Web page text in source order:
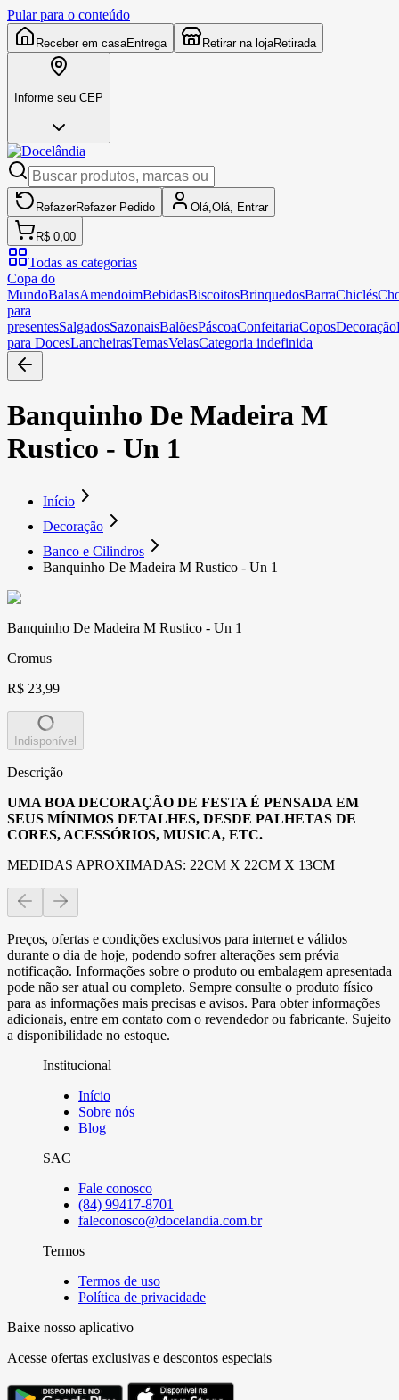
Pular para o conteúdo
Receber em casaEntrega Retirar na lojaRetirada
Informe seu CEP
RefazerRefazer Pedido Olá, Olá, Entrar
R$ 0,00
Todas as categorias
Copa do
MundoBalasAmendoimBebidasBiscoitosBrinquedosBarraChiclés
para
presentesSalgadosSazonaisBalõesPáscoaConfeitariaCoposDecoração
para DocesLancheirasTemasVelasCategoria indefinida
Banquinho De Madeira M
Rustico - Un 1
Início
Decoração
Banco e Cilindros
Banquinho De Madeira M Rustico - Un 1
Banquinho De Madeira M Rustico - Un 1
Cromus
R$ 23,99
Indisponível
Descrição
UMA BOA DECORAÇÃO DE FESTA É PENSADA EM
SEUS MÍNIMOS DETALHES, DESDE PALHETAS DE
CORES, ACESSÓRIOS, MUSICA, ETC.
MEDIDAS APROXIMADAS: 22CM X 22CM X 13CM
Preços, ofertas e condições exclusivos para internet e válidos
durante o dia de hoje, podendo sofrer alterações sem prévia
notificação. Informações sobre o produto ou embalagem apresentada
pode não ser atual ou completo. Sempre consulte o produto físico
para as informações mais precisas e avisos. Para obter informações
adicionais, entre em contato com o revendedor ou fabricante. Sujeito
a disponibilidade no estoque.
Institucional
Início
Sobre nós
Blog
SAC
Fale conosco
(84) 99417-8701
faleconosco@docelandia.com.br
Termos
Termos de uso
Política de privacidade
Baixe nosso aplicativo
Acesse ofertas exclusivas e descontos especiais